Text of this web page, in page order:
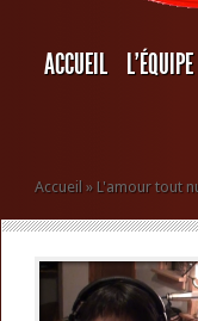
ACCUEIL L’ÉQUIPE
Accueil » L'amour tout